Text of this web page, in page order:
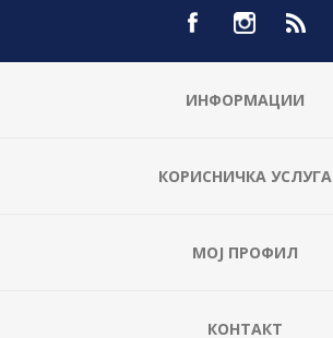
ИНФОРМАЦИИ
КОРИСНИЧКА УСЛУГА
МОЈ ПРОФИЛ
КОНТАКТ